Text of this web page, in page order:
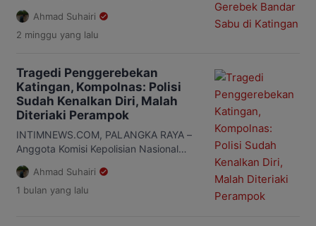
Kalimantan Tengah (Kalteng), Irjen Pol
Iwan Kurniawan, membeberkan
kronologi lengkap tewasnya tiga
narkoba di Desa Tumbang Kalemei,
Kecamatan Katingan Tengah,
Kabupaten Katingan. Ketiga anggota
yang gugur yakni Ipda Anumerta
Sumariyanto, Aiptu Anumerta Yudhie
Perdana Putra, dan Briptu Anumerta
Nopandri […]
Ahmad Suhairi
2 minggu yang lalu
Tragedi Penggerebekan
Katingan, Kompolnas: Polisi
Sudah Kenalkan Diri, Malah
Diteriaki Perampok
INTIMNEWS.COM, PALANGKA RAYA –
Anggota Komisi Kepolisian Nasional
(Kompolnas), Mochammad Choirul
Anam menyebut, personel
Satresnarkoba Polres Katingan telah
Ahmad Suhairi
1 bulan yang lalu